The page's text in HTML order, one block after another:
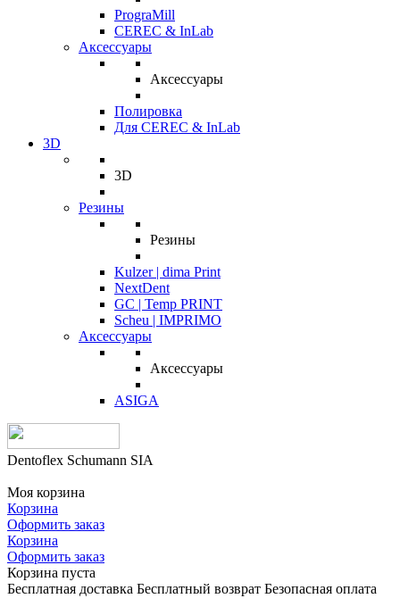
PrograMill
CEREC & InLab
Аксессуары
Аксессуары
Полировка
Для CEREC & InLab
3D
3D
Резины
Резины
Kulzer | dima Print
NextDent
GC | Temp PRINT
Scheu | IMPRIMO
Аксессуары
Аксессуары
ASIGA
Dentoflex Schumann SIA
Моя корзина
Корзина
Оформить заказ
Корзина
Оформить заказ
Корзина пуста
Бесплатная доставка Бесплатный возврат Безопасная оплата